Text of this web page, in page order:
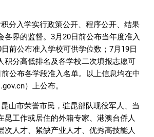
分入学实行政策公开、程序公开、结果
各界的监督。3月20日前公布当年度准入
前公布准入学校可供学位数；7月19日
积分高低排名及各学校二次填报志愿可
公布各学段准入名单。以上信息均在中
）上公布。
山市荣誉市民，驻昆部队现役军人、当
昆工作或居住的外籍专家、港澳台侨人
次人才、紧缺产业人才、优秀高技能人